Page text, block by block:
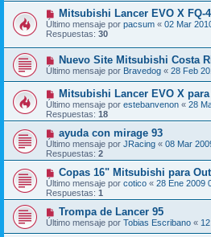
Mitsubishi Lancer EVO X FQ-
Último mensaje por pacsum « 02 Mar
Respuestas: 30
Nuevo Site Mitsubishi Costa
Último mensaje por Bravedog « 28 Feb
Mitsubishi Lancer EVO X
Último mensaje por estebanvenon « 28
Respuestas: 18
ayuda con mirage 93
Último mensaje por JRacing « 08 Mar
Respuestas: 2
Copas 16" Mitsubishi para
Último mensaje por cotico « 28 Ene 2009
Respuestas: 1
Trompa de Lancer 95
Último mensaje por Tobias Escribano «